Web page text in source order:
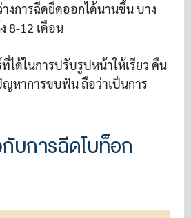
งการฉีดยืดออกได้นานขึ้น บาง
8-12 เดือน
ได้ในการปรับรูปหน้าให้เรียว คืน
หาการขบฟัน ถือว่าเป็นการ
บการฉีดโบท็อก